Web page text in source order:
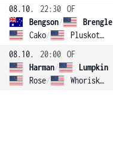
08.10.
22:30 OF
Bengson/
Brengle
Cako/ Pluskota (2)
08.10.
20:00 OF
Harman/
Lumpkin
Rose/ Whoriskey